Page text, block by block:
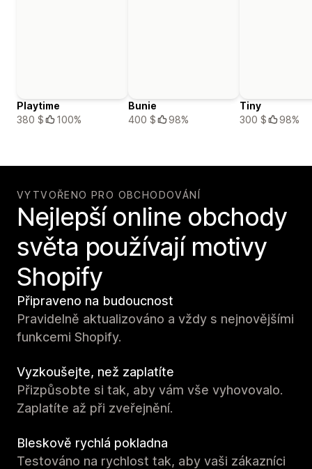
Playtime
380 $
100%
Bunie
400 $
98%
Tiny
300 $
98%
VYTVOŘENO PRO OBCHODOVÁNÍ
Nejlepší online obchody
světa používají motivy
Shopify
Připraveno na budoucnost
Pravidelně aktualizováno a vždy s nejnovějšími
funkcemi Shopify.
Vyzkoušejte, než zaplatíte
Přizpůsobte si tak, aby vám vše vyhovovalo.
Zaplatíte až při zveřejnění.
Bleskově rychlá pokladna
Testováno na rychlost tak, aby vaši zákazníci